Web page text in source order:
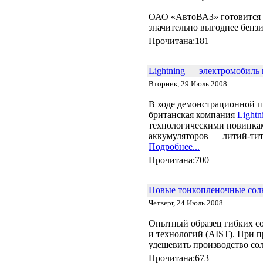
ОАО «АвтоВАЗ» готовится
значительно выгоднее
Прочитана:181
Lightning — электромобиль
Вторник, 29 Июль 2008
В ходе демонстрационной
британская компания
технологическими
аккумуляторов — литий-
Подробнее...
Прочитана:700
Новые тонкопленочные
Четверг, 24 Июль 2008
Опытный образец гибких
и технологий (AIST). При
удешевить производство
Прочитана:673